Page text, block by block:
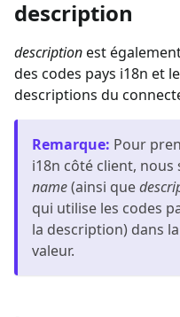
description
descriptionest
des codes pays i18n et
descriptions du
Remarque: Pour
i18n côté client,
name(ainsi que
qui utilise les codes
la description) dans
valeur.